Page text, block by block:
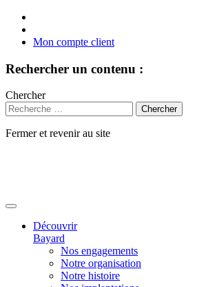
Mon compte client
Rechercher un contenu :
Chercher
Fermer et revenir au site
Découvrir
Bayard
Nos engagements
Notre organisation
Notre histoire